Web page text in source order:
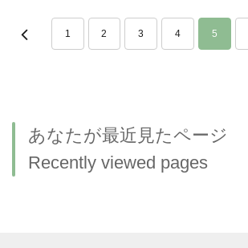
1 2 3 4 5
あなたが最近見たページ
Recently viewed pages